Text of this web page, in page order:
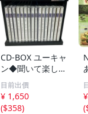
CD-BOX ユーキャ
ン◆聞いて楽しむ
日本の名作 第1巻
～第16巻 未開封
品混在 木箱付き
目前出價
¥ 1,650
($358)
(